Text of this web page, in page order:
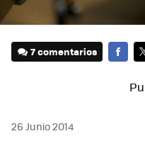
7 comentarios
26 Junio 2014